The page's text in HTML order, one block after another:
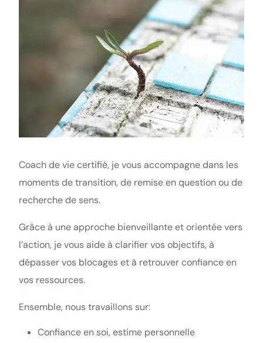
Coach de vie certifié, je vous accompagne dans les
moments de transition, de remise en question ou de
recherche de sens.
Grâce à une approche bienveillante et orientée vers
l’action, je vous aide à clarifier vos objectifs, à
dépasser vos blocages et à retrouver confiance en
vos ressources.
Ensemble, nous travaillons sur:
Confiance en soi, estime personnelle